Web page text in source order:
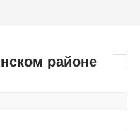
районе